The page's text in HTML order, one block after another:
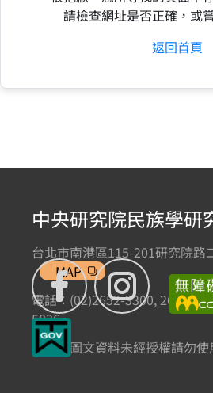
請檢查網址是否正確，或
返回首頁
中央研究院民族學研
台北市南港區115-201研究院路
MAP
電話：(02)2652-3300, 2652-
5836
本網站圖文資料未經授權請勿使